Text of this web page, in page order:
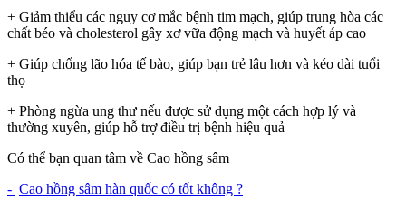
+ Giảm thiểu các nguy cơ mắc bệnh tim mạch, giúp trung hòa các
chất béo và cholesterol gây xơ vữa động mạch và huyết áp cao
+ Giúp chống lão hóa tế bào, giúp bạn trẻ lâu hơn và kéo dài tuổi
thọ
+ Phòng ngừa ung thư nếu được sử dụng một cách hợp lý và
thường xuyên, giúp hỗ trợ điều trị bệnh hiệu quả
Có thể bạn quan tâm về Cao hồng sâm
- Cao hồng sâm hàn quốc có tốt không ?